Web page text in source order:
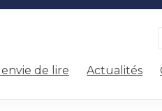
de lire Actualités